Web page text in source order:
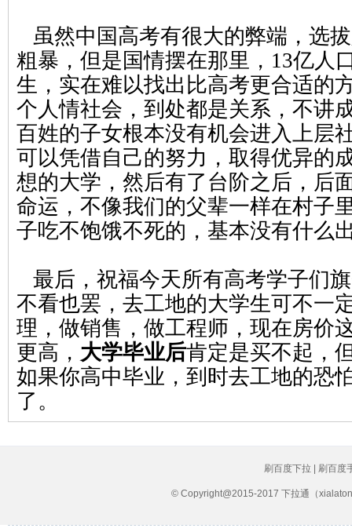
虽然中国高考有很大的弊端，选
粗暴，但是国情摆在那里，13亿人
生，实在难以找出比高考更合适的
个人情社会，到处都是关系，不讲
百姓的子女根本没有机会进入上层
可以凭借自己的努力，取得优异的
想的大学，然后有了台阶之后，后
命运，不像我们的父辈一样在村子
子吃不饱饿不死的，基本没有什么
最后，祝福今天所有高考学子们
不看也罢，去工地的大学生可不一
理，做销售，做工程师，现在房价
更高， 大学毕业后肯定是买不起，
如果你高中毕业，到时去工地的恐
了。
刷百度下拉 | 刷百度
© Copyright@2015-2017 下拉通（